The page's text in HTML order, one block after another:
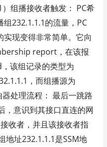
组播接收者触发： PC希
232.1.1.1的流量，PC
现变得非常简单。它向
report，在该报
该组记录的类型为
，而组播源为
处理流程： 最后一跳路
，意识到其接口直连的网
收者，并且该接收者指
地址232.1.1.1是SSM地